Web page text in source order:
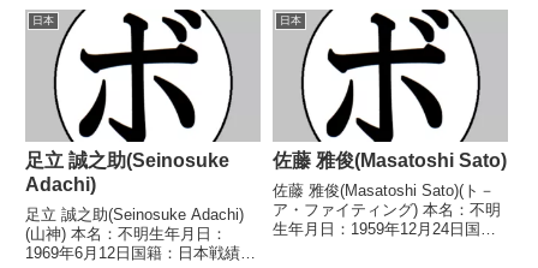
分 【獲得タイトル】1980年度西
日本ウェルター級新人王 【戦
歴】1980/...
人王 【戦歴】1969/06/26
○3RKO ジョ...
日本
足立 誠之助(Seinosuke
Adachi)
足立 誠之助(Seinosuke Adachi)
(山神) 本名：不明生年月日：
1969年6月12日国籍：日本戦績：
日本
佐藤 雅俊(Masatoshi Sato)
佐藤 雅俊(Masatoshi Sato)(ト－
ア・ファイティング) 本名：不明
生年月日：1959年12月24日国